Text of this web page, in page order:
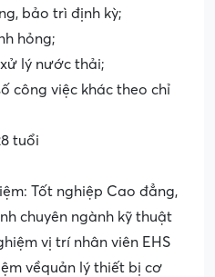
bảo trì định kỳ;
hỏng;
lý nước thải;
công việc khác theo chỉ
tuổi
Tốt nghiệp Cao đẳng,
chuyên ngành kỹ thuật
vị trí nhân viên EHS
vềquản lý thiết bị cơ